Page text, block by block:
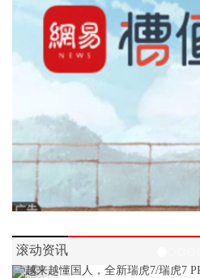
滚动资讯
Previous